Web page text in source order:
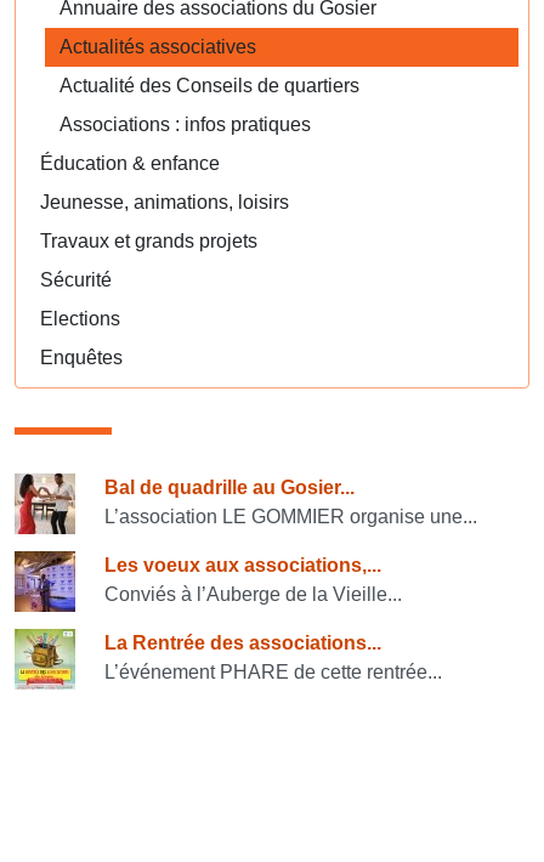
Annuaire des associations du Gosier
Actualités associatives
Actualité des Conseils de quartiers
Associations : infos pratiques
Éducation & enfance
Jeunesse, animations, loisirs
Travaux et grands projets
Sécurité
Elections
Enquêtes
Consulter également
Bal de quadrille au Gosier...
L’association LE GOMMIER organise une...
Les voeux aux associations,...
Conviés à l’Auberge de la Vieille...
La Rentrée des associations...
L’événement PHARE de cette rentrée...